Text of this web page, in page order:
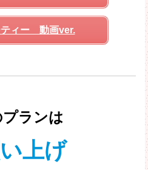
ティー 動画ver.
プランは
い上げ